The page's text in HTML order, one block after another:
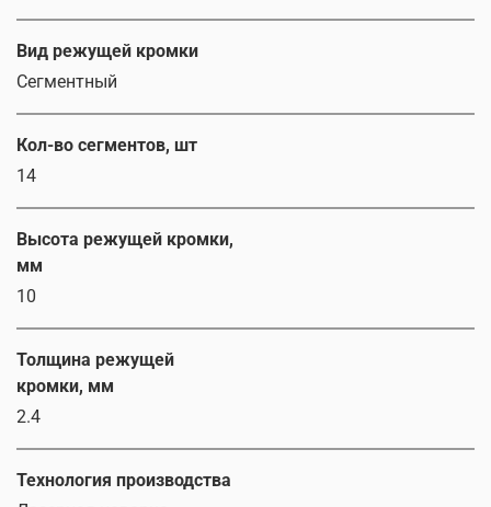
Вид режущей кромки
Сегментный
Кол-во сегментов, шт
14
Высота режущей кромки,
мм
10
Толщина режущей
кромки, мм
2.4
Технология производства